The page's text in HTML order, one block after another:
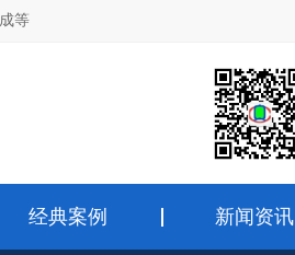
等
经典案例 新闻资讯